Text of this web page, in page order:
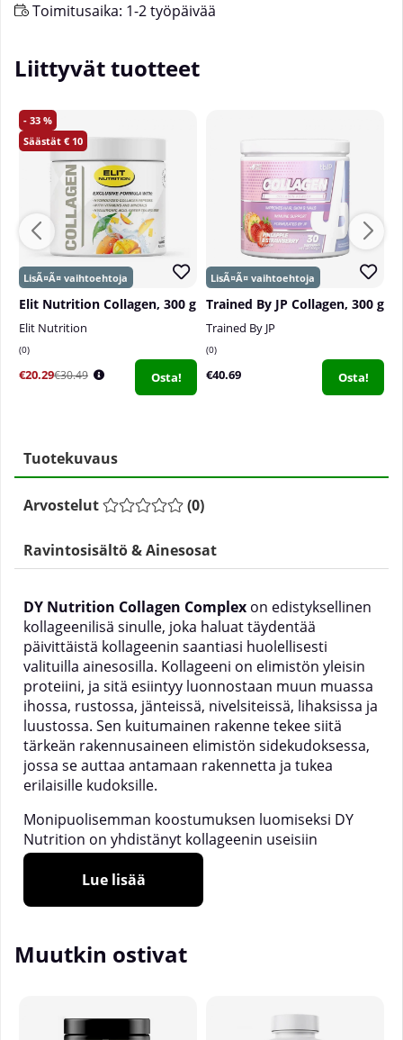
Toimitusaika: 1-2 työpäivää
Liittyvät tuotteet
33
10
Elit Nutrition Collagen, 300 g
Elit Nutrition
0
€20.29€30.49 Osta!
Trained By JP Collagen, 300 g
Trained By JP
0
€40.69 Osta!
Tuotekuvaus
Arvostelut (0)
Ravintosisältö & Ainesosat
DY Nutrition Collagen Complex on edistyksellinen
kollageenilisä sinulle, joka haluat täydentää
päivittäistä kollageenin saantiasi huolellisesti
valituilla ainesosilla. Kollageeni on elimistön yleisin
proteiini, ja sitä esiintyy luonnostaan muun muassa
ihossa, rustossa, jänteissä, nivelsiteissä, lihaksissa ja
luustossa. Sen kuitumainen rakenne tekee siitä
tärkeän rakennusaineen elimistön sidekudoksessa,
jossa se auttaa antamaan rakennetta ja tukea
erilaisille kudoksille.
Monipuolisemman koostumuksen luomiseksi DY
Nutrition on yhdistänyt kollageenin useisiin
täydentäviin ainesosiin. Tuote sisältää muun
muassa C-vitamiinia, joka edistää ruston normaalin
toiminnan kannalta tärkeää normaalia kollageenin
muodostumista. Koostumus sisältää myös B6-
väsymystä ja uupumusta, sekä hyaluronihappoa –
Lue lisää
Muutkin ostivat